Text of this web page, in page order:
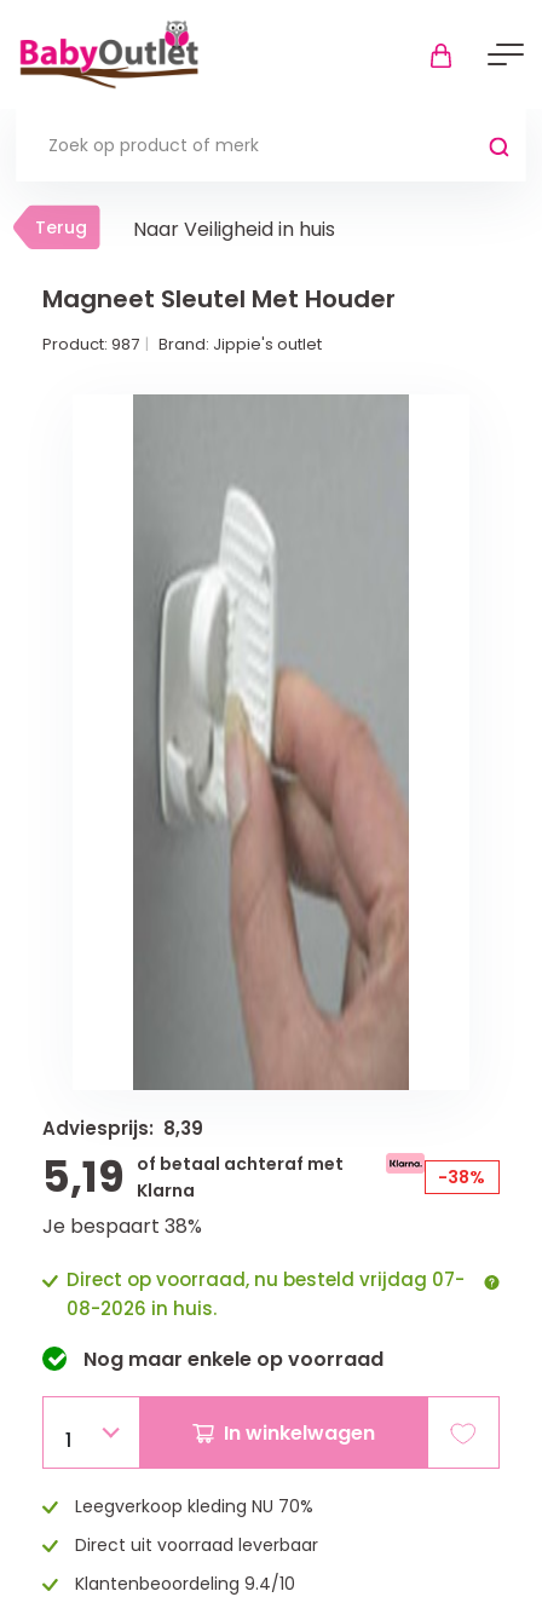
Terug
Thuis
In de box
Veiligheid in en om huis
Veiligheid in huis
Schommelstoelen en wipstoeltjes
Terug Naar Veiligheid in huis
Magneet Sleutel Met Houder
Product: 987 Brand: Jippie's outlet
Adviesprijs: 8,39
5,19
of betaal achteraf met
Klarna
-38%
Je bespaart 38%
Direct op voorraad, nu besteld vrijdag 07-
08-2026 in huis.
Nog maar enkele op voorraad
1 In winkelwagen
Leegverkoop kleding NU 70%
Direct uit voorraad leverbaar
Klantenbeoordeling 9.4/10